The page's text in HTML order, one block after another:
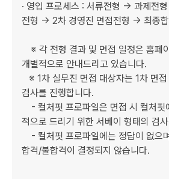
· 영입 프로세스 : 서류전형 → 과제전
전형 → 2차 경영진 면접전형 → 최종
※ 각 전형 결과 및 면접 일정은 홈페
개별적으로 안내드리고 있습니다.
검사를 진행합니다.
적으로 드리기 위한 서베이 형태의 검
합격/불합격이 결정되지 않습니다.